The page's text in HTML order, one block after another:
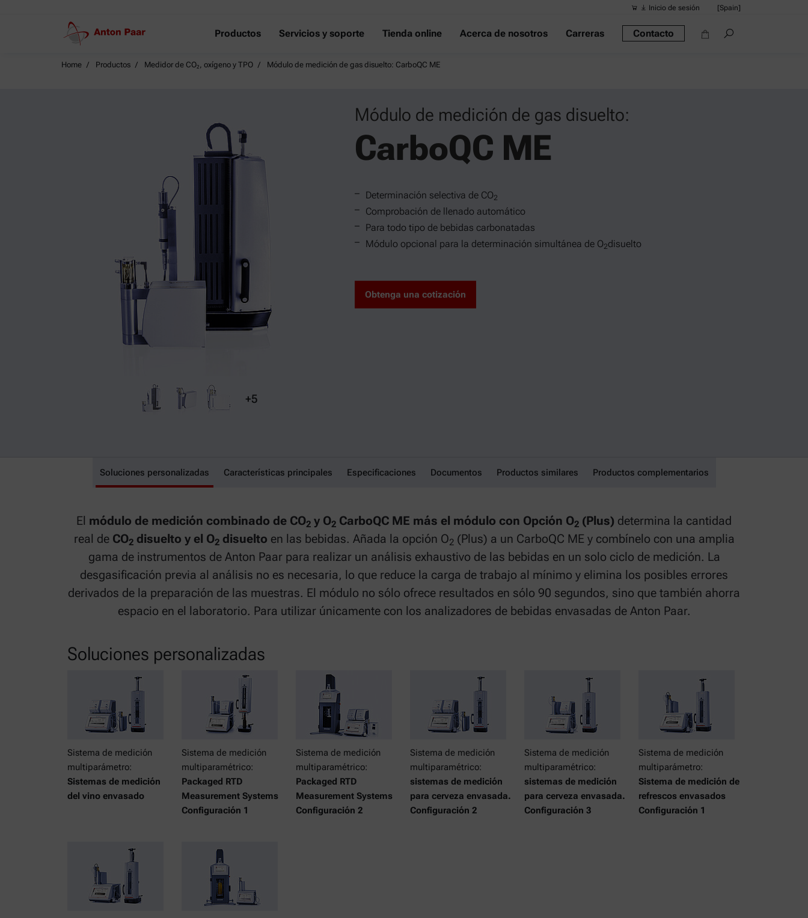
Inicio de sesión [Spain]
Productos Servicios y soporte Tienda online Acerca de nosotros Carreras Contacto
Home Productos Medidor de CO₂, oxígeno y TPO Módulo de medición de gas disuelto: CarboQC ME
Módulo de medición de gas disuelto:
CarboQC ME
+5
Determinación selectiva de CO2
Comprobación de llenado automático
Para todo tipo de bebidas carbonatadas
Módulo opcional para la determinación simultánea de O2disuelto
Obtenga una cotización
CarboQC ME
Soluciones personalizadas Características principales Especificaciones Documentos Productos similares Productos complementarios
El módulo de medición combinado de CO2 y O2 CarboQC ME más el módulo con Opción O2 (Plus) determina la cantidad
real de CO2disuelto y el O2disuelto en las bebidas. Añada la opción O2(Plus) a un CarboQC ME y combínelo con una amplia
gama de instrumentos de Anton Paar para realizar un análisis exhaustivo de las bebidas en un solo ciclo de medición. La
desgasificación previa al análisis no es necesaria, lo que reduce la carga de trabajo al mínimo y elimina los posibles errores
derivados de la preparación de las muestras. El módulo no sólo ofrece resultados en sólo 90 segundos, sino que también ahorra
espacio en el laboratorio. Para utilizar únicamente con los analizadores de bebidas envasadas de Anton Paar.
Soluciones personalizadas
Sistema de medición
multiparámetro:
Sistemas de medición
del vino envasado
Sistema de medición
multiparamétrico:
Packaged RTD
Measurement Systems
Configuración 1
Sistema de medición
multiparamétrico:
Packaged RTD
Measurement Systems
Configuración 2
Sistema de medición
multiparamétrico:
sistemas de medición
para cerveza envasada.
Configuración 2
Sistema de medición
multiparamétrico:
sistemas de medición
para cerveza envasada.
Configuración 3
Sistema de medición
multiparámetro:
Sistema de medición de
refrescos envasados
Configuración 1